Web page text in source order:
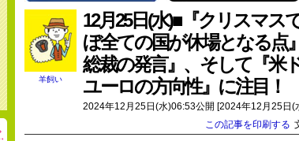
羊飼い
12月25日(水)■『クリスマス
ぼ全ての国が休場となる点
総裁の発言』、そして『米
ユーロの方向性』に注目！
2024年12月25日(水)06:53公開 [2024年12月25日(
この記事を印刷する